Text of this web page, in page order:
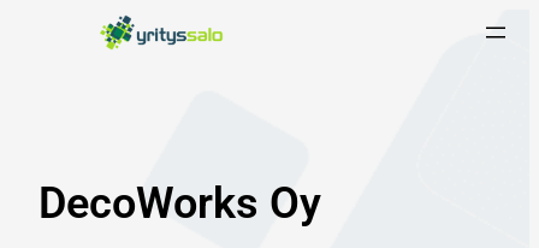
DecoWorks Oy